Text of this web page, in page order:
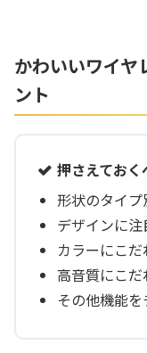
かわいいワイヤ
ント
押さえておく
形状のタイ
デザインに
カラーにこ
高音質にこ
その他機能を